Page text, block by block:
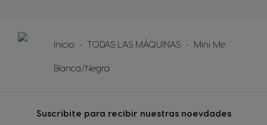
Inicio TODAS LAS MÁQUINAS Mini Me
Blanca/Negra
Suscribite para recibir nuestras noevdades